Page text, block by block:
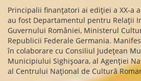
Principalii finanțatori ai ediției a XX-a
au fost Departamentul pentru Relații
Guvernului României, Ministerul
Republicii Federale Germania.
în colaborare cu Consiliul Județean
Municipiului Sighișoara, al Agenției
al Centrului Național de Cultură